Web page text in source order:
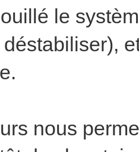
le
nous